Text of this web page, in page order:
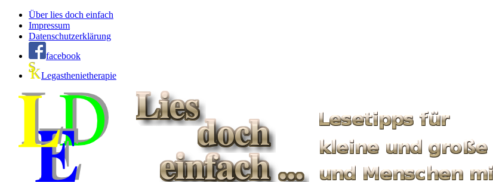
Über lies doch einfach
Impressum
Datenschutzerklärung
facebook
Legasthenietherapie